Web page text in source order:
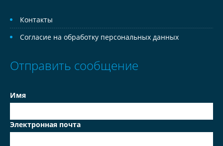
Контакты
Согласие на обработку персональных данных
Отправить сообщение
Имя
Электронная почта